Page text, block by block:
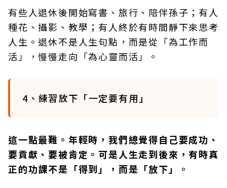
有些人退休後開始寫書、旅行、陪伴孫子；有人
種花、攝影、教學；有人終於有時間靜下來思考
人生。退休不是人生句點，而是從「為工作而
活」，慢慢走向「為心靈而活」。
4、練習放下「一定要有用」
這一點最難。年輕時，我們總覺得自己要成功、
要貢獻、要被肯定。可是人生走到後來，有時真
正的功課不是「得到」，而是「放下」。